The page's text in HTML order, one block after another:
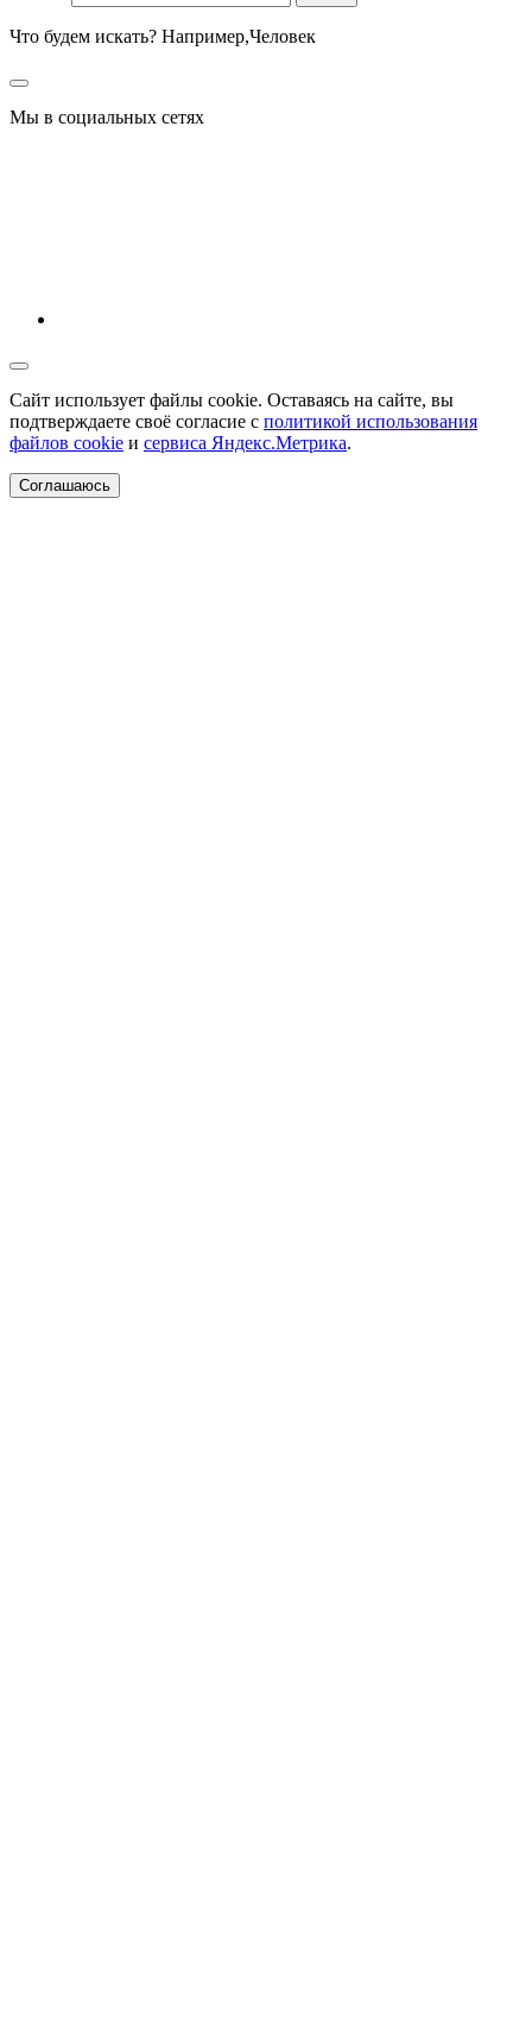
Что будем искать? Например,Человек
Мы в социальных сетях
Сайт использует файлы cookie. Оставаясь на сайте, вы
подтверждаете своё согласие с политикой использования
файлов cookie и сервиса Яндекс.Метрика.
Соглашаюсь